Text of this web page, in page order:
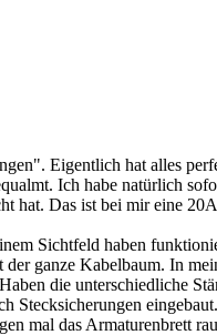
Eigentlich hat alles
Ich habe natürlich
hat. Das ist bei mir eine
Sichtfeld haben
ganze Kabelbaum. In
die unterschiedliche
Stecksicherungen
mal das Armaturenbrett